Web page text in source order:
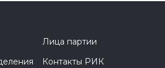
Лица партии
Контакты РИК